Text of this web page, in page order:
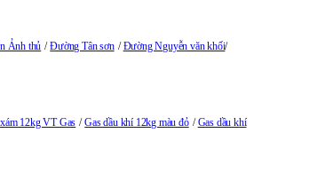
Ảnh thủ Đường Tân sơn
Đường Nguyễn văn khối
12kg VT Gas Gas dầu khí 12kg màu đỏ
Gas dầu khí